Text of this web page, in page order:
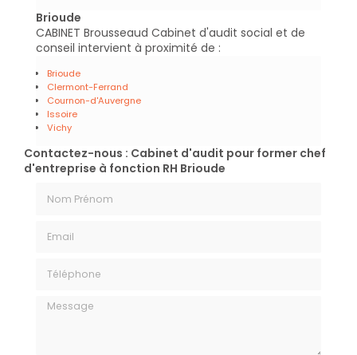
Brioude
CABINET Brousseaud Cabinet d'audit social et de
conseil intervient à proximité de :
Brioude
Clermont-Ferrand
Cournon-d'Auvergne
Issoire
Vichy
Contactez-nous : Cabinet d'audit pour former chef
d'entreprise à fonction RH Brioude
Message